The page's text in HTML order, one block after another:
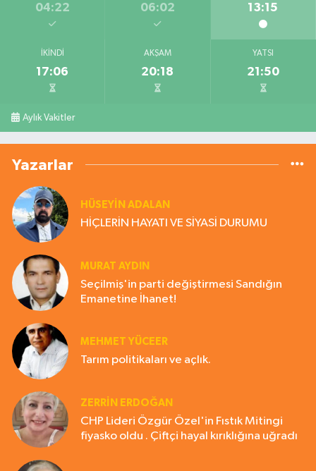
04:22 06:02 13:15
İKINDI
17:06
AKŞAM
20:18
YATSI
21:50
Aylık Vakitler
Yazarlar
HÜSEYIN ADALAN
HİÇLERİN HAYATI VE SİYASİ DURUMU
MURAT AYDIN
Seçilmiş'in parti değiştirmesi Sandığın
Emanetine İhanet!
MEHMET YÜCEER
Tarım politikaları ve açlık.
ZERRIN ERDOĞAN
CHP Lideri Özgür Özel'in Fıstık Mitingi
fiyasko oldu . Çiftçi hayal kırıklığına uğradı